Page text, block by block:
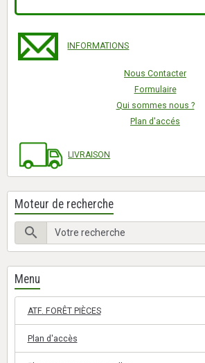
INFORMATIONS
Nous Contacter
Formulaire
Qui sommes nous ?
Plan d'accés
LIVRAISON
Moteur de recherche
Menu
ATF. FORÊT PIÈCES
Plan d'accès